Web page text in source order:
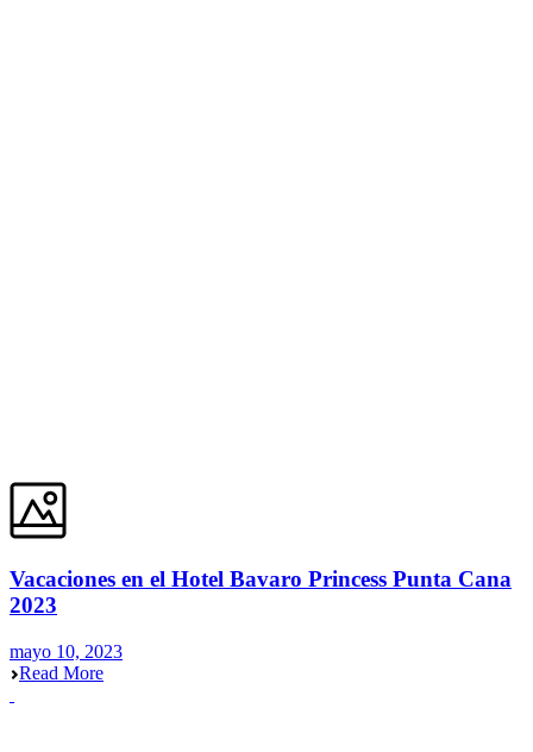
Vacaciones en el Hotel Bavaro Princess Punta Cana
2023
mayo 10, 2023
Read More